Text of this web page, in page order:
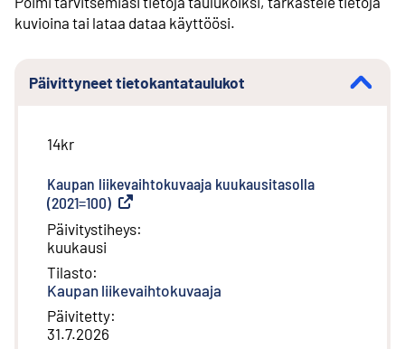
kuvioina tai lataa dataa käyttöösi.
Päivittyneet tietokantataulukot
14kr
Kaupan liikevaihtokuvaaja kuukausitasolla
(2021=100) Ulkoinen linkki
Päivitystiheys:
kuukausi
Tilasto:
Kaupan liikevaihtokuvaaja
Päivitetty:
31.7.2026